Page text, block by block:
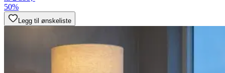
50%
Legg til ønskeliste